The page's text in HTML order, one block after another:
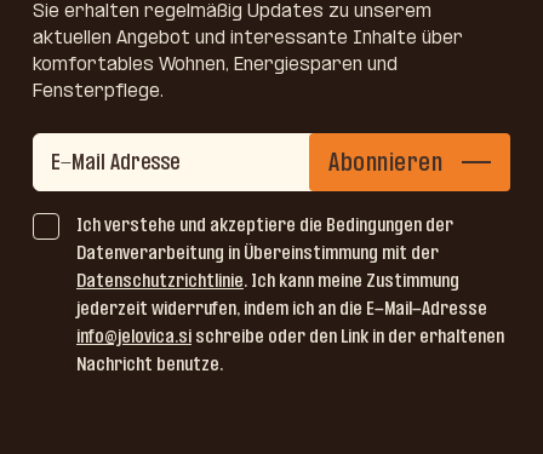
Sie erhalten regelmäßig Updates zu unserem
aktuellen Angebot und interessante Inhalte über
komfortables Wohnen, Energiesparen und
Fensterpflege.
Ich verstehe und akzeptiere die Bedingungen der
Datenverarbeitung in Übereinstimmung mit der
Datenschutzrichtlinie. Ich kann meine Zustimmung
jederzeit widerrufen, indem ich an die E-Mail-Adresse
info@jelovica.si schreibe oder den Link in der erhaltenen
Nachricht benutze.
Abonnieren